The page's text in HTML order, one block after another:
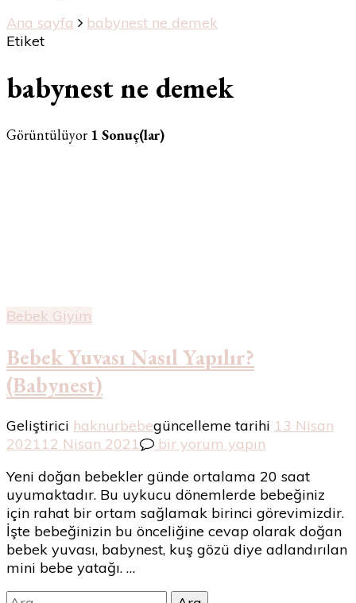
Ana sayfa
babynest ne demek
Etiket
babynest ne demek
Görüntülüyor 1 Sonuç(lar)
Bebek Giyim
Bebek Yuvası Nasıl Yapılır?
(Babynest)
Geliştirici haknurbebegüncelleme tarihi 13 Nisan
202112 Nisan 2021
Bebek
Nasıl
Yapılır?
(Babynest)
için
bir yorum yapın
Yeni doğan bebekler günde ortalama 20 saat
uyumaktadır. Bu uykucu dönemlerde bebeğiniz
için rahat bir ortam sağlamak birinci görevimizdir.
İşte bebeğinizin bu önceliğine cevap olarak doğan
bebek yuvası, babynest, kuş gözü diye adlandırılan
mini bebe yatağı. …